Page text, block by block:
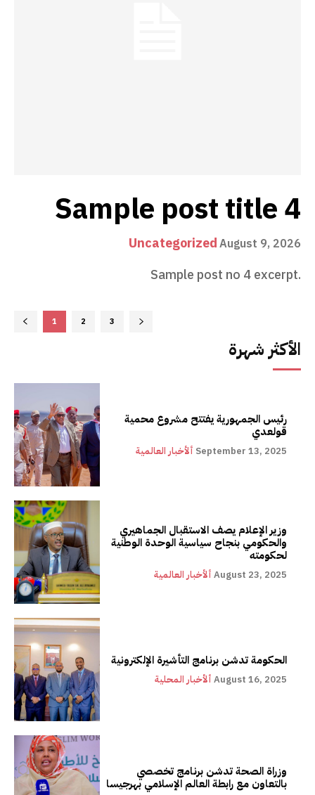
Sample post title 4
UncategorizedAugust 9, 2026
Sample post no 4 excerpt.
1 2 3
الأكثر شهرة
رئيس الجمهورية يفتتح مشروع محمية
قولعدي
ألأخبار العالمية September 13, 2025
وزير الإعلام يصف الاستقبال الجماهيري
والحكومي بنجاح سياسية الوحدة الوطنية
لحكومته
ألأخبار العالمية August 23, 2025
الحكومة تدشن برنامج التأشيرة الإلكترونية
ألأخبار المحلية August 16, 2025
وزراة الصحة تدشن برنامج تخصصي
بالتعاون مع رابطة العالم الإسلامي بهرجيسا